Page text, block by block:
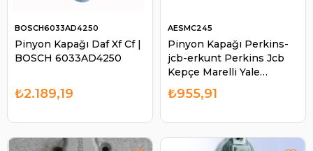
Pinyon Kapağı Daf Xf Cf |
BOSCH 6033AD4250
BOSCH6033AD4250
₺2.189,19
Pinyon Kapağı Perkins-
jcb-erkunt Perkins Jcb
Kepçe Marelli Yale
Forklift Caterpillar MC245
| AES MC245
AESMC245
₺955,91